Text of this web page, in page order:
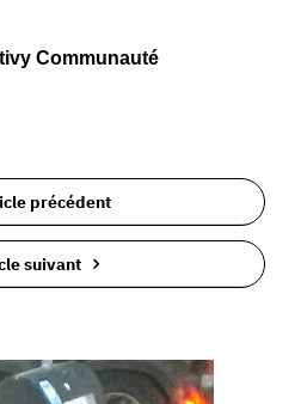
Communauté
précédent
suivant